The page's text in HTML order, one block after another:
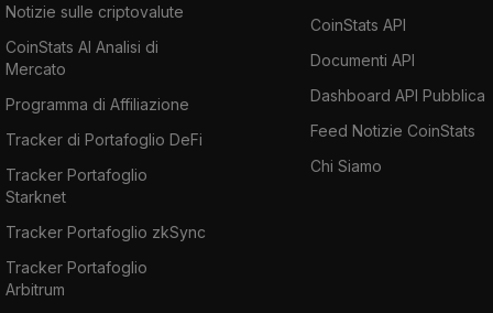
Notizie sulle criptovalute
CoinStats AI Analisi di
Mercato
Programma di Affiliazione
Tracker di Portafoglio DeFi
Tracker Portafoglio
Starknet
Tracker Portafoglio zkSync
Tracker Portafoglio
Arbitrum
CoinStats API
Documenti API
Dashboard API Pubblica
Feed Notizie CoinStats
Chi Siamo